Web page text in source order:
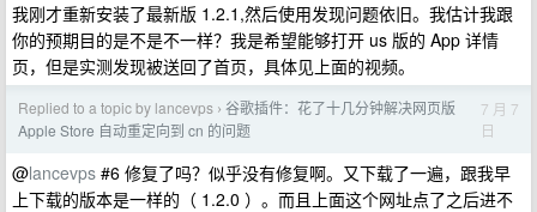
我刚才重新安装了最新版 1.2.1,然后使用发现问题依旧。我估计我跟
你的预期目的是不是不一样？我是希望能够打开 us 版的 App 详情
页，但是实测发现被送回了首页，具体见上面的视频。
Replied to a topic by lancevps › 谷歌插件：花了十几分钟解决网页版
Apple Store 自动重定向到 cn 的问题
7 月 7
日
@lancevps #6 修复了吗？似乎没有修复啊。又下载了一遍，跟我早
上下载的版本是一样的（ 1.2.0 ）。而且上面这个网址点了之后进不